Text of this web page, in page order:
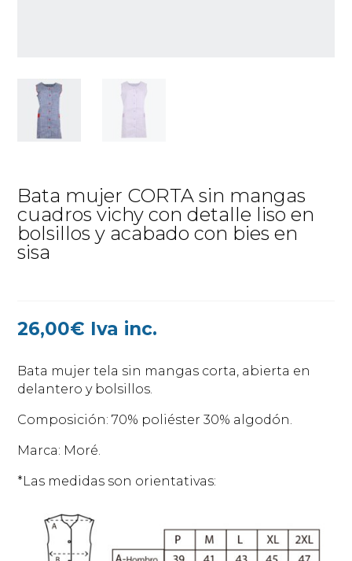
Bata mujer CORTA sin mangas
cuadros vichy con detalle liso en
bolsillos y acabado con bies en
sisa
26,00€ Iva inc.
Bata mujer tela sin mangas corta, abierta en
delantero y bolsillos.
Composición: 70% poliéster 30% algodón.
Marca: Moré.
*Las medidas son orientativas: